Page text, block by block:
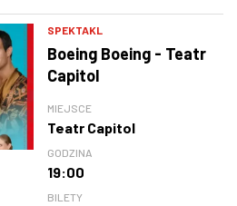
SPEKTAKL
Boeing Boeing - Teatr
Capitol
MIEJSCE
Teatr Capitol
GODZINA
19:00
BILETY